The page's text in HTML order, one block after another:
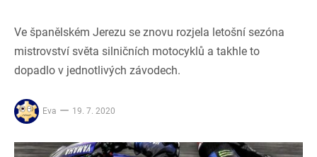
Ve španělském Jerezu se znovu rozjela letošní sezóna
mistrovství světa silničních motocyklů a takhle to
dopadlo v jednotlivých závodech.
Eva 19. 7. 2020